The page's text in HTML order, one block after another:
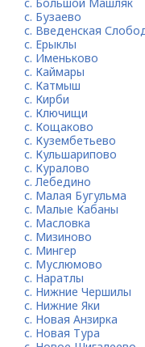
с. Бузаево
с. Введенская
с. Ерыклы
с. Именьково
с. Каймары
с. Катмыш
с. Кирби
с. Ключищи
с. Кощаково
с. Кузембетьево
с. Кульшарипово
с. Куралово
с. Лебедино
с. Малая Бугульма
с. Малые Кабаны
с. Масловка
с. Мизиново
с. Мингер
с. Муслюмово
с. Наратлы
с. Нижние Чершилы
с. Нижние Яки
с. Новая Анзирка
с. Новая Тура